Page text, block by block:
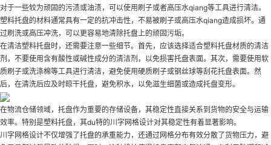
对于一些较为顽固的污渍或油渍，可以使用刷子或者高压水qiang等工具进行清洁。
塑料托盘的材料通常具有一定的抗冲击性，不易被刷子或高压水qiang造成损坏。通
过刷洗或高压冲洗，可以更容易地清除托盘上的顽固污垢。
在清洁塑料托盘时，还需要注意一些细节。首先，应该选择适合塑料托盘材质的清洁
剂，不要使用含有酸性或碱性成分的清洁剂，以免损害托盘表面。其次，需要使用软
质刷子或洗涤棉等工具进行清洁，避免使用硬质刷子或钢丝球等刮花托盘表面。然
后，在清洗后应及时晾干托盘，避免积水，以免滋生细菌或造成托盘变形。
在物流仓储领域，托盘作为重要的存储设备，其稳定性直接关系到货物的安全与运输
效率。特别是塑料托盘，其du特的川字网格设计对其稳定性有着显著影响。
川字网格设计不仅增强了托盘的承重能力，还通过网格分布有效分散了货物压力，避